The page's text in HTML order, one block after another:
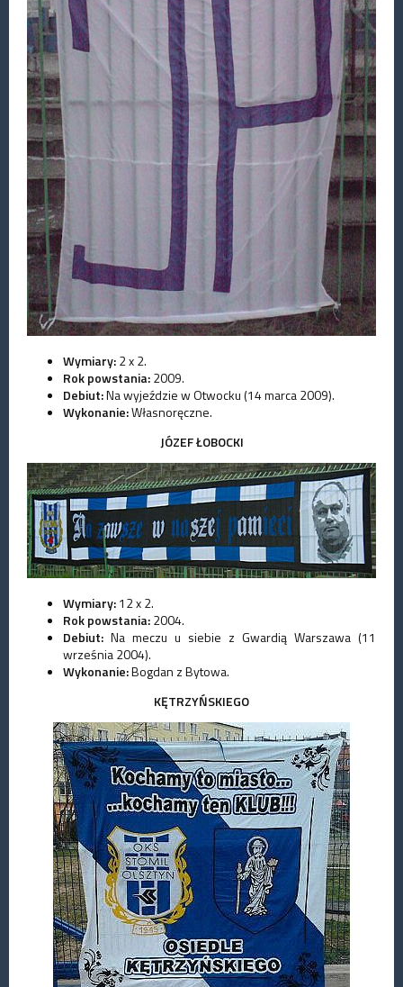
Wymiary:2 x 2.
Rok powstania:2009.
Debiut:Na wyjeździe w Otwocku (14 marca 2009).
Wykonanie:Własnoręczne.
JÓZEF ŁOBOCKI
Wymiary:12 x 2.
Rok powstania:2004.
Debiut: Na meczu u siebie z Gwardią Warszawa (11
września 2004).
Wykonanie:Bogdan z Bytowa.
KĘTRZYŃSKIEGO